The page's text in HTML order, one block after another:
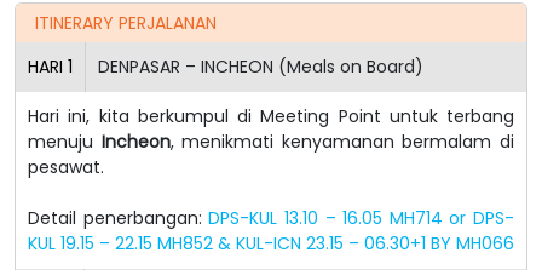
ITINERARY PERJALANAN
HARI 1 DENPASAR – INCHEON (Meals on Board)
Hari ini, kita berkumpul di Meeting Point untuk terbang
menuju Incheon, menikmati kenyamanan bermalam di
pesawat.
Detail penerbangan:DPS-KUL 13.10 – 16.05 MH714 or DPS-
KUL 19.15 – 22.15 MH852 & KUL-ICN 23.15 – 06.30+1 BY MH066